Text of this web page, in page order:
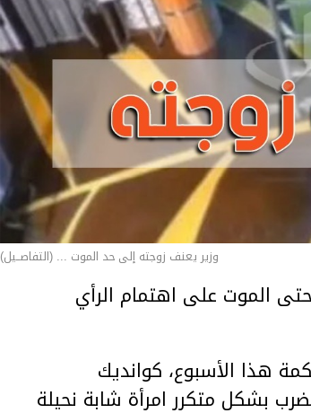
وزير يعنف زوجته إلى حد الموت ... (التفاصــيل)
الموت على اهتمام الرأي
هذا الأسبوع، كوانديك
بشكل متكرر امرأة شابة نحيلة